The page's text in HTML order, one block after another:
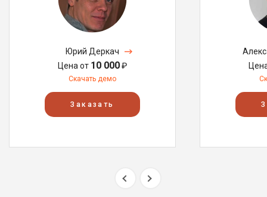
Юрий Деркач
Цена от 10 000₽
Скачать демо
Заказать